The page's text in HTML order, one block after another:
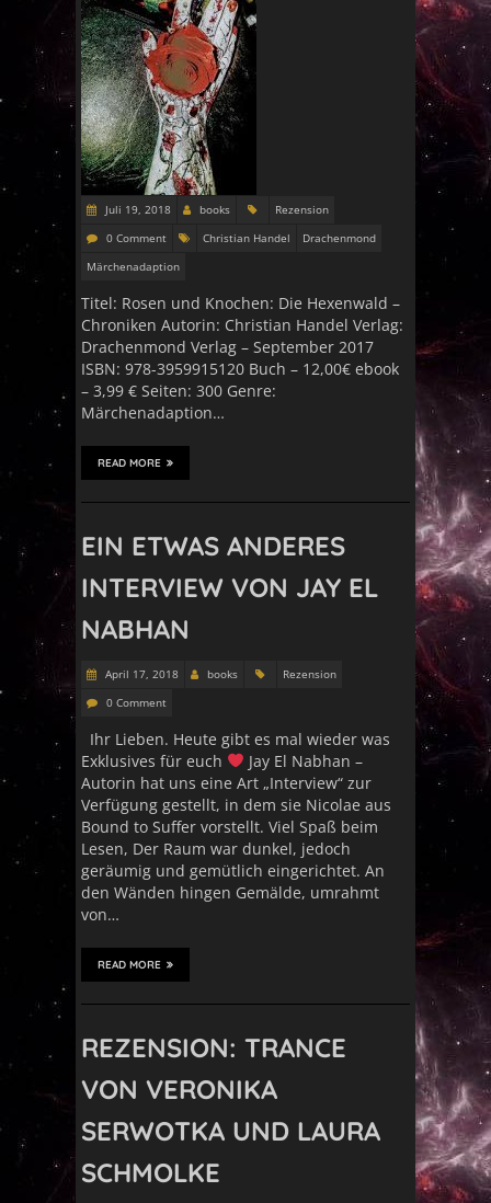
Juli 19, 2018 books
Rezension
0 Comment
Christian Handel
Drachenmond
Märchenadaption
Titel: Rosen und Knochen: Die Hexenwald –
Chroniken Autorin: Christian Handel Verlag:
Drachenmond Verlag – September 2017
ISBN: 978-3959915120 Buch – 12,00€ ebook
– 3,99 € Seiten: 300 Genre:
Märchenadaption…
READ MORE
EIN ETWAS ANDERES
INTERVIEW VON JAY EL
NABHAN
April 17, 2018 books
Rezension
0 Comment
Ihr Lieben. Heute gibt es mal wieder was
Exklusives für euch
Jay El Nabhan –
Autorin hat uns eine Art „Interview“ zur
Verfügung gestellt, in dem sie Nicolae aus
Bound to Suffer vorstellt. Viel Spaß beim
Lesen, Der Raum war dunkel, jedoch
geräumig und gemütlich eingerichtet. An
den Wänden hingen Gemälde, umrahmt
von…
READ MORE
REZENSION: TRANCE
VON VERONIKA
SERWOTKA UND LAURA
SCHMOLKE